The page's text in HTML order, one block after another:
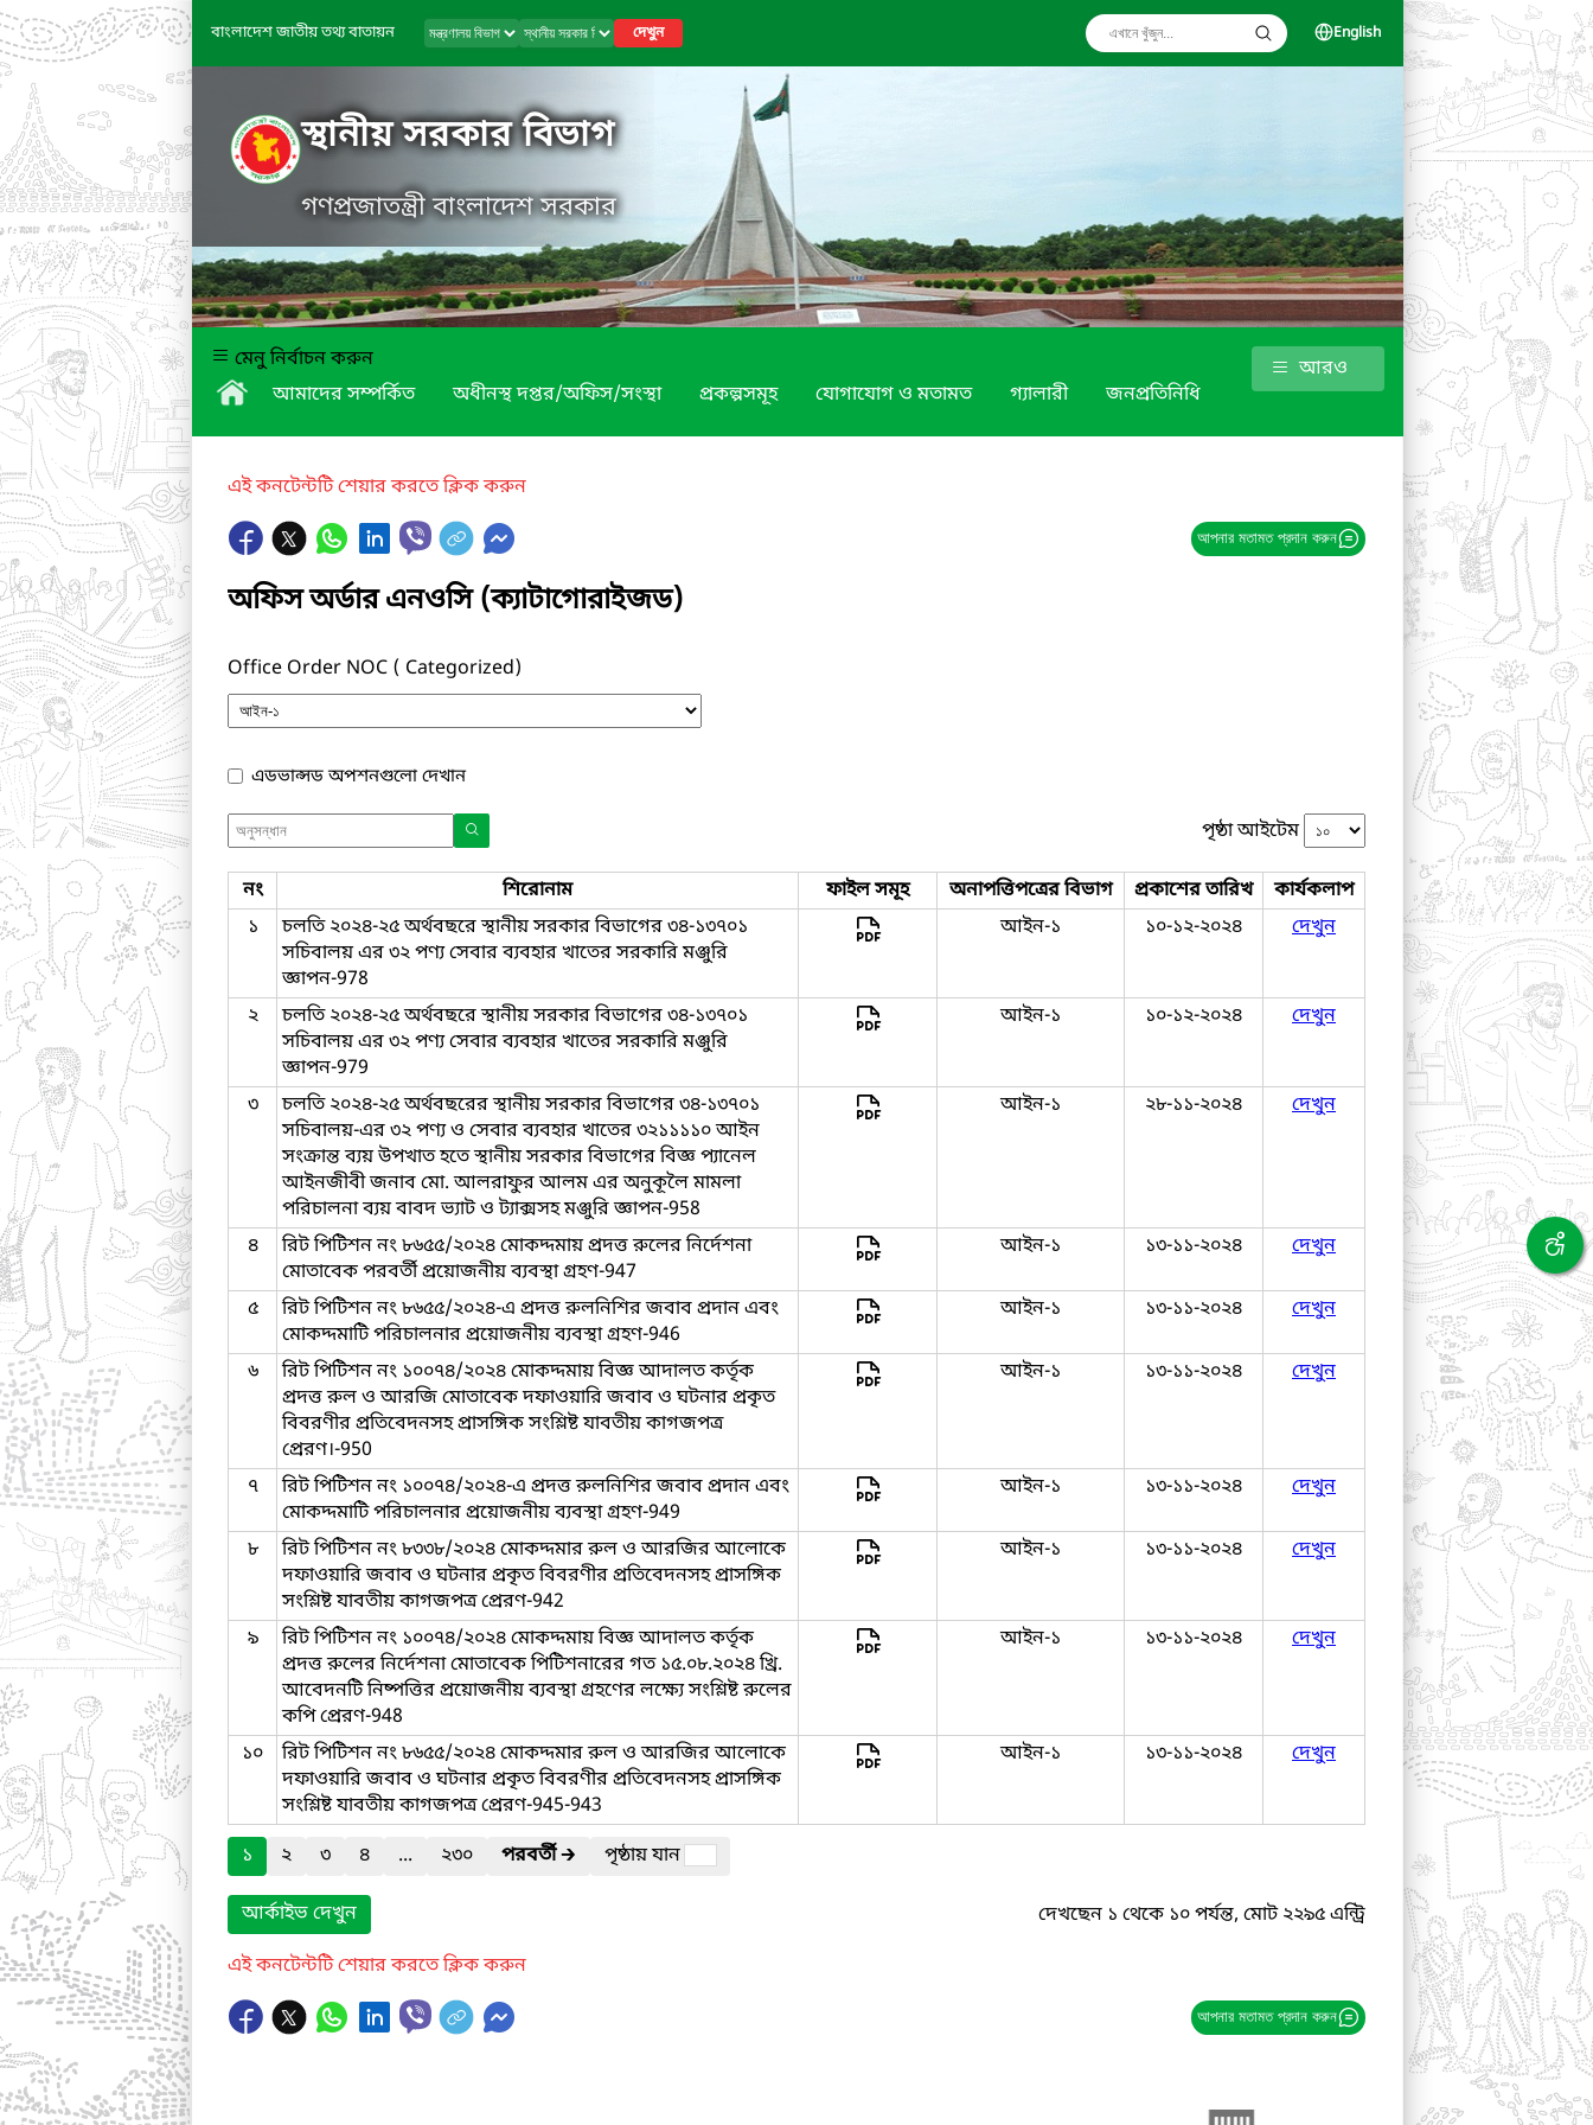
বাংলাদেশ জাতীয় তথ্য বাতায়ন দেখুন English
স্থানীয় সরকার বিভাগ
গণপ্রজাতন্ত্রী বাংলাদেশ সরকার
মেনু নির্বাচন করুন
আমাদের সম্পর্কিত
অধীনস্থ দপ্তর/অফিস/সংস্থা প্রকল্পসমূহ যোগাযোগ ও মতামত গ্যালারী জনপ্রতিনিধি
আরও
এই কনটেন্টটি শেয়ার করতে ক্লিক করুন
আপনার মতামত প্রদান করুন
অফিস অর্ডার এনওসি (ক্যাটাগোরাইজড)
Office Order NOC ( Categorized)
এডভান্সড অপশনগুলো দেখান
পৃষ্ঠা আইটেম
নং শিরোনাম ফাইল সমূহ অনাপত্তিপত্রের বিভাগ প্রকাশের তারিখ
কার্যকলাপ
১
চলতি ২০২৪-২৫ অর্থবছরে স্থানীয় সরকার বিভাগের ৩৪-১৩৭০১
সচিবালয় এর ৩২ পণ্য সেবার ব্যবহার খাতের সরকারি মঞ্জুরি
জ্ঞাপন-978
আইন-১ ১০-১২-২০২৪ দেখুন
২
চলতি ২০২৪-২৫ অর্থবছরে স্থানীয় সরকার বিভাগের ৩৪-১৩৭০১
সচিবালয় এর ৩২ পণ্য সেবার ব্যবহার খাতের সরকারি মঞ্জুরি
জ্ঞাপন-979
আইন-১ ১০-১২-২০২৪ দেখুন
৩
চলতি ২০২৪-২৫ অর্থবছরের স্থানীয় সরকার বিভাগের ৩৪-১৩৭০১
সচিবালয়-এর ৩২ পণ্য ও সেবার ব্যবহার খাতের ৩২১১১১০ আইন
সংক্রান্ত ব্যয় উপখাত হতে স্থানীয় সরকার বিভাগের বিজ্ঞ প্যানেল
আইনজীবী জনাব মো. আলরাফুর আলম এর অনুকূলৈ মামলা
পরিচালনা ব্যয় বাবদ ভ্যাট ও ট্যাক্সসহ মঞ্জুরি জ্ঞাপন-958
আইন-১ ২৮-১১-২০২৪ দেখুন
৪
রিট পিটিশন নং ৮৬৫৫/২০২৪ মোকদ্দমায় প্রদত্ত রুলের নির্দেশনা
মোতাবেক পরবর্তী প্রয়োজনীয় ব্যবস্থা গ্রহণ-947
আইন-১ ১৩-১১-২০২৪ দেখুন
৫
রিট পিটিশন নং ৮৬৫৫/২০২৪-এ প্রদত্ত রুলনিশির জবাব প্রদান এবং
মোকদ্দমাটি পরিচালনার প্রয়োজনীয় ব্যবস্থা গ্রহণ-946
আইন-১ ১৩-১১-২০২৪ দেখুন
৬
রিট পিটিশন নং ১০০৭৪/২০২৪ মোকদ্দমায় বিজ্ঞ আদালত কর্তৃক
প্রদত্ত রুল ও আরজি মোতাবেক দফাওয়ারি জবাব ও ঘটনার প্রকৃত
বিবরণীর প্রতিবেদনসহ প্রাসঙ্গিক সংশ্লিষ্ট যাবতীয় কাগজপত্র
প্রেরণ।-950
আইন-১ ১৩-১১-২০২৪ দেখুন
৭
রিট পিটিশন নং ১০০৭৪/২০২৪-এ প্রদত্ত রুলনিশির জবাব প্রদান এবং
মোকদ্দমাটি পরিচালনার প্রয়োজনীয় ব্যবস্থা গ্রহণ-949
আইন-১ ১৩-১১-২০২৪ দেখুন
৮
রিট পিটিশন নং ৮৩৩৮/২০২৪ মোকদ্দমার রুল ও আরজির আলোকে
দফাওয়ারি জবাব ও ঘটনার প্রকৃত বিবরণীর প্রতিবেদনসহ প্রাসঙ্গিক
সংশ্লিষ্ট যাবতীয় কাগজপত্র প্রেরণ-942
আইন-১ ১৩-১১-২০২৪ দেখুন
৯
রিট পিটিশন নং ১০০৭৪/২০২৪ মোকদ্দমায় বিজ্ঞ আদালত কর্তৃক
প্রদত্ত রুলের নির্দেশনা মোতাবেক পিটিশনারের গত ১৫.০৮.২০২৪ খ্রি.
আবেদনটি নিষ্পত্তির প্রয়োজনীয় ব্যবস্থা গ্রহণের লক্ষ্যে সংশ্লিষ্ট রুলের
কপি প্রেরণ-948
আইন-১ ১৩-১১-২০২৪ দেখুন
১০
রিট পিটিশন নং ৮৬৫৫/২০২৪ মোকদ্দমার রুল ও আরজির আলোকে
দফাওয়ারি জবাব ও ঘটনার প্রকৃত বিবরণীর প্রতিবেদনসহ প্রাসঙ্গিক
সংশ্লিষ্ট যাবতীয় কাগজপত্র প্রেরণ-945-943
আইন-১ ১৩-১১-২০২৪ দেখুন
১ ২ ৩ ৪ ... ২৩০ পরবর্তী🡲 পৃষ্ঠায় যান
আর্কাইভ দেখুন
দেখছেন ১ থেকে ১০ পর্যন্ত, মোট ২২৯৫ এন্ট্রি
এই কনটেন্টটি শেয়ার করতে ক্লিক করুন
আপনার মতামত প্রদান করুন